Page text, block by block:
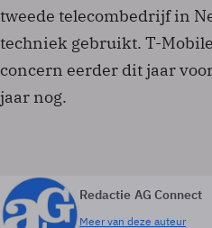
tweede telecombedrijf in
techniek gebruikt. T-
concern eerder dit jaar
jaar nog.
Redactie AG Connect
Meer van deze auteur